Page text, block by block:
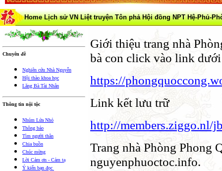
Home Lịch sử VN Liệt truyện Tôn phả Hội đồng NPT Hệ-Phủ-
Chuyên đề
Nghiên cứu Nhà Nguyễn
Hội thào khoa học
Lăng Bà Tài Nhân
Thông tin nội tộc
Nhúm Lửa Nhỏ
Thông báo
Tìm người thân
Chia buồn
Chúc mừng
Lời Cảm ơn - Cảm tạ
Ý kiến bạn đọc
Giới thiệu trang nhà
bà con click vào link
https://
Link kết lưu trữ
http://members.ziggo.nl/
Trang nhà Phòng Phong
nguyenphuoctoc.info.